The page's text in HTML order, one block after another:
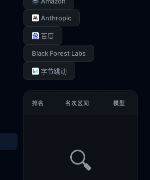
Anthropic
百度
Black Forest Labs
字节跳动
排名 名次区间 模型
🔍